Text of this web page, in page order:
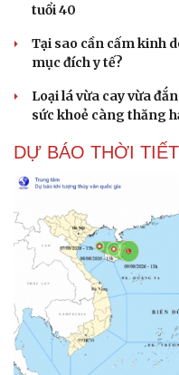
tuổi 40
Tại sao cần cấm kinh
mục đích y tế?
Loại lá vừa cay vừa
sức khoẻ càng thăng
DỰ BÁO THỜI TIẾT